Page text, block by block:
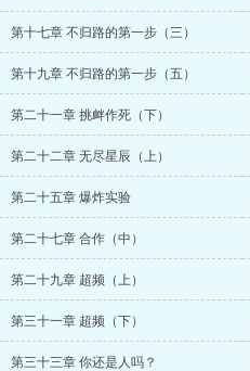
第十七章 不归路的第一步（三）
第十九章 不归路的第一步（五）
第二十一章 挑衅作死（下）
第二十二章 无尽星辰（上）
第二十五章 爆炸实验
第二十七章 合作（中）
第二十九章 超频（上）
第三十一章 超频（下）
第三十三章 你还是人吗？